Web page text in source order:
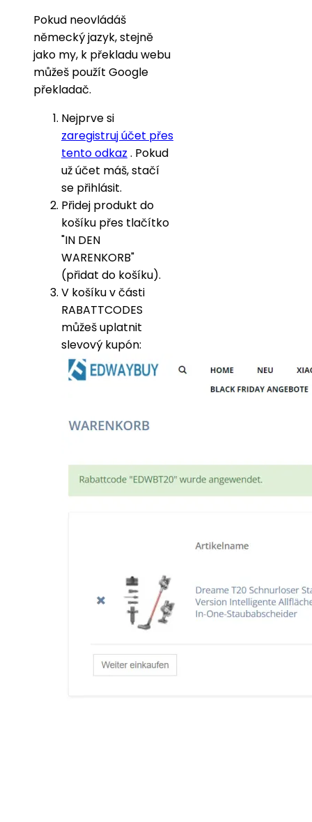
Pokud neovládáš
německý jazyk, stejně
jako my, k překladu webu
můžeš použít Google
překladač.
Nejprve si
zaregistruj účet přes
tento odkaz . Pokud
už účet máš, stačí
se přihlásit.
Přidej produkt do
košíku přes tlačítko
"IN DEN
WARENKORB"
(přidat do košíku).
V košíku v části
RABATTCODES
můžeš uplatnit
slevový kupón: